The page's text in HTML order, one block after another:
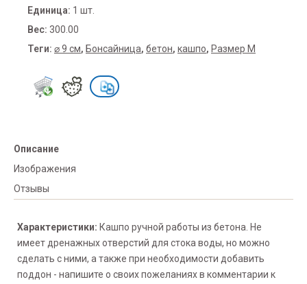
Единица: 1 шт.
Вес: 300.00
Теги: ⌀ 9 см, Бонсайница, бетон, кашпо, Размер M
Описание
Изображения
Отзывы
Характеристики: Кашпо ручной работы из бетона. Не
имеет дренажных отверстий для стока воды, но можно
сделать с ними, а также при необходимости добавить
поддон - напишите о своих пожеланиях в комментарии к